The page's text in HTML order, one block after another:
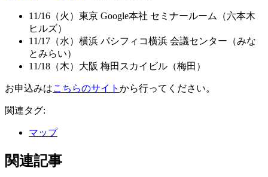
11/16（火）東京 Google本社 セミナールーム（六本木
ヒルズ）
11/17（水）横浜 パシフィコ横浜 会議センター（みな
とみらい）
11/18（木）大阪 梅田スカイビル（梅田）
お申込みはこちらのサイト から行ってください。
関連タグ:
マップ
関連記事